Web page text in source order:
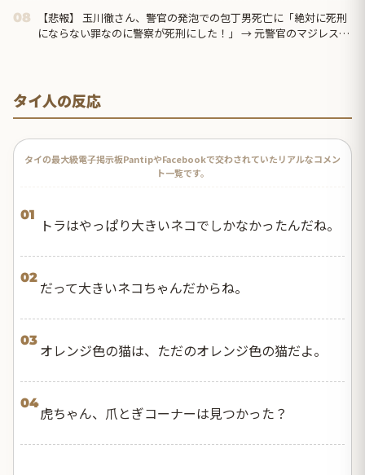
08
【悲報】 玉川徹さん、警官の発泡での包丁男死亡に「絶対に死刑
にならない罪なのに警察が死刑にした！」 → 元警官のマジレスが
タイ人の反応
タイの最大級電子掲示板PantipやFacebookで交わされていたリアルなコメン
ト一覧です。
01
トラはやっぱり大きいネコでしかなかったんだね。
02
だって大きいネコちゃんだからね。
03
オレンジ色の猫は、ただのオレンジ色の猫だよ。
04
虎ちゃん、爪とぎコーナーは見つかった？